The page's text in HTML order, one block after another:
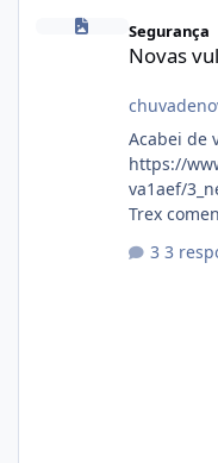
Novas vulnerabilidades
Segurança
Novas
Acabei de
https://
va1aef/
Trex
3